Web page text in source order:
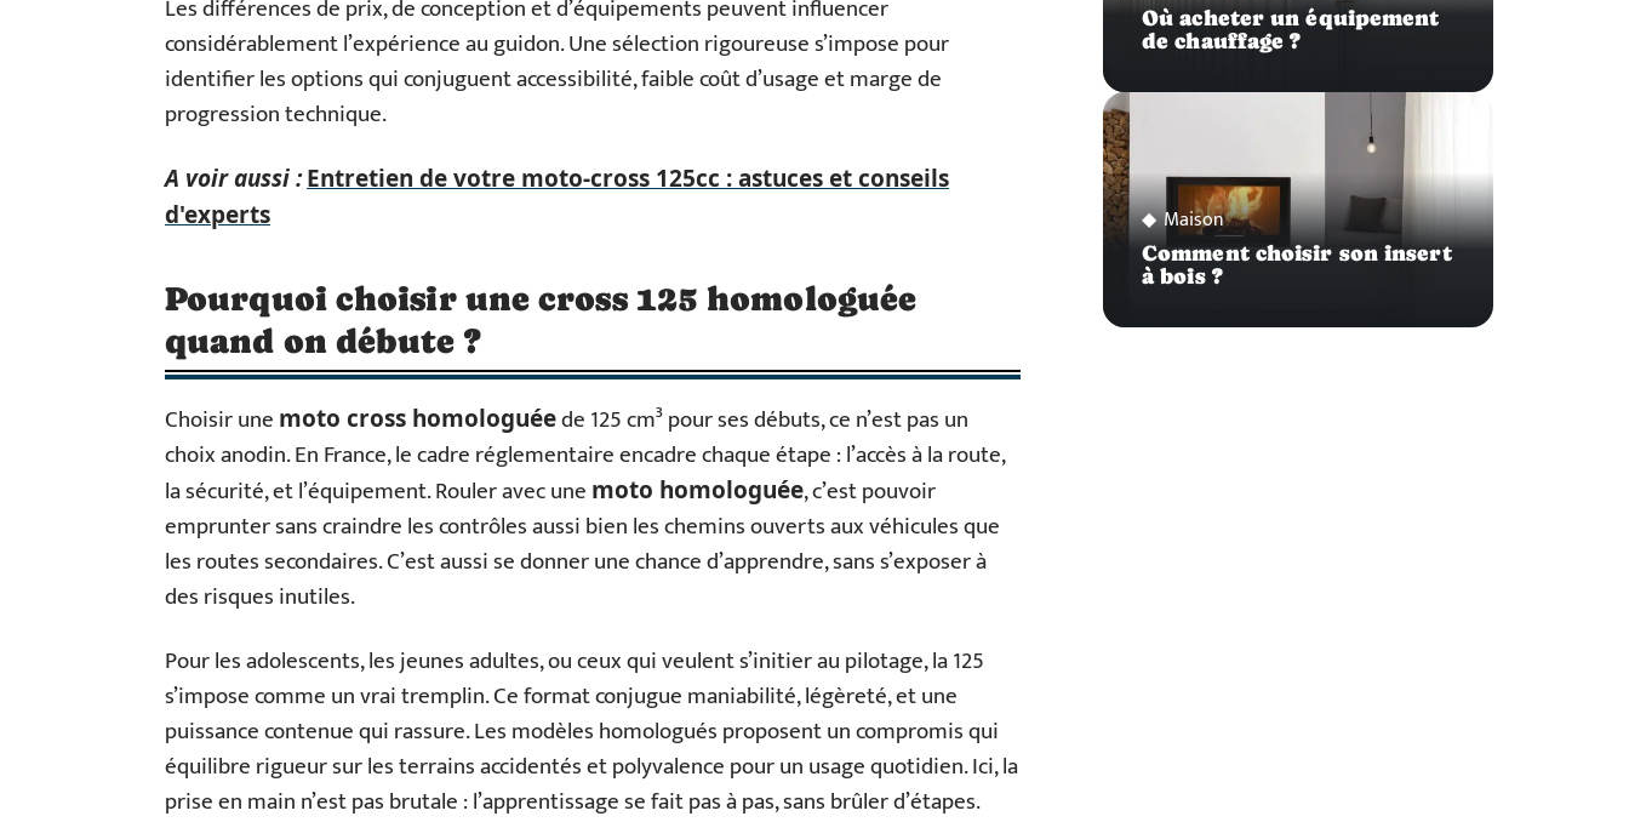
Les différences de prix, de conception et d’équipements peuvent influencer
considérablement l’expérience au guidon. Une sélection rigoureuse s’impose pour
identifier les options qui conjuguent accessibilité, faible coût d’usage et marge de
progression technique.
A voir aussi :Entretien de votre moto-cross 125cc : astuces et conseils
d'experts
Pourquoi choisir une cross 125 homologuée
quand on débute ?
Choisir une moto cross homologuéede 125 cm³ pour ses débuts, ce n’est pas un
choix anodin. En France, le cadre réglementaire encadre chaque étape : l’accès à la route,
la sécurité, et l’équipement. Rouler avec une moto homologuée, c’est pouvoir
emprunter sans craindre les contrôles aussi bien les chemins ouverts aux véhicules que
les routes secondaires. C’est aussi se donner une chance d’apprendre, sans s’exposer à
des risques inutiles.
Pour les adolescents, les jeunes adultes, ou ceux qui veulent s’initier au pilotage, la 125
s’impose comme un vrai tremplin. Ce format conjugue maniabilité, légèreté, et une
puissance contenue qui rassure. Les modèles homologués proposent un compromis qui
équilibre rigueur sur les terrains accidentés et polyvalence pour un usage quotidien. Ici, la
prise en main n’est pas brutale : l’apprentissage se fait pas à pas, sans brûler d’étapes.
Où acheter un équipement
de chauffage ?
Maison
Comment choisir son insert
à bois ?